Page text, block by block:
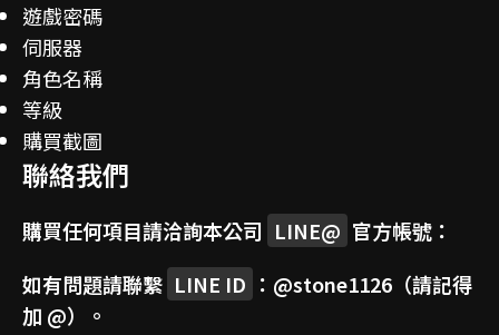
遊戲密碼
伺服器
角色名稱
等級
購買截圖
聯絡我們
購買任何項目請洽詢本公司 LINE@ 官方帳號：
如有問題請聯繫 LINE ID ： @stone1126 （請記得
加 @）。